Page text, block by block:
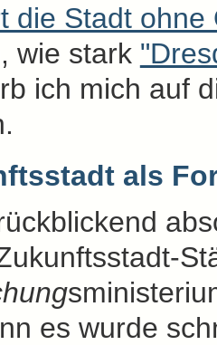
die Stadt ohne
wie stark
ich mich auf
als
es wurde